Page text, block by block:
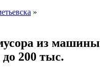
»
из машины
200 тыс.